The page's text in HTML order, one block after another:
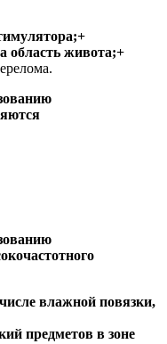
область живота;+
влажной повязки,
предметов в зоне